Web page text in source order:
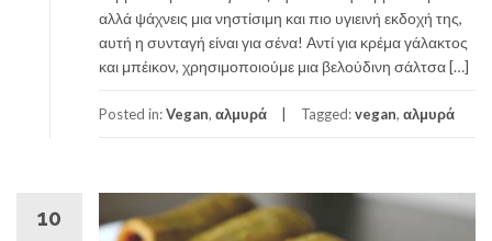
αλλά ψάχνεις μια νηστίσιμη και πιο υγιεινή εκδοχή της,
αυτή η συνταγή είναι για σένα! Αντί για κρέμα γάλακτος
και μπέικον, χρησιμοποιούμε μια βελούδινη σάλτσα […]
Posted in:Vegan, αλμυρά Tagged:vegan, αλμυρά
10